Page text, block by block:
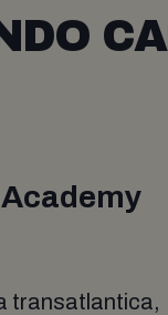
transatlantica,